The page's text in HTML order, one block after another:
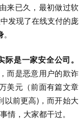
来已久，最初做过软
发现了在线支付的庞
。
是一家安全公司。
而是恶意用户的欺诈
美元（前面有篇文章
以前更高)，而开始大
情，大家都干过。